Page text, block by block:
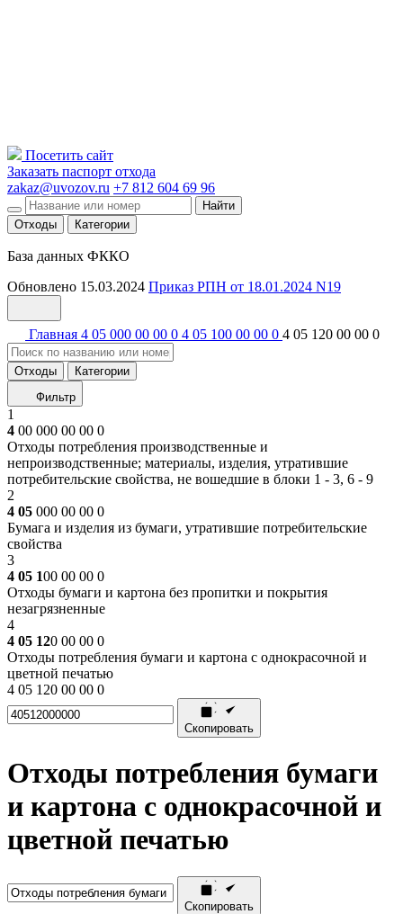
Посетить сайт
Заказать паспорт отхода
zakaz@uvozov.ru +7 812 604 69 96
Найти
Отходы
Категории
База данных ФККО
Обновлено 15.03.2024 Приказ РПН от 18.01.2024 N19
Главная 4 05 000 00 00 0 4 05 100 00 00 0 4 05 120 00 00 0
Отходы
Категории
Фильтр
1
4 00 000 00 00 0
Отходы потребления производственные и
непроизводственные; материалы, изделия, утратившие
потребительские свойства, не вошедшие в блоки 1 - 3, 6 - 9
2
4 05 000 00 00 0
Бумага и изделия из бумаги, утратившие потребительские
свойства
3
4 05 100 00 00 0
Отходы бумаги и картона без пропитки и покрытия
незагрязненные
4
4 05 120 00 00 0
Отходы потребления бумаги и картона с однокрасочной и
цветной печатью
4 05 120 00 00 0
Скопировать
Отходы потребления бумаги
и картона с однокрасочной и
цветной печатью
Скопировать